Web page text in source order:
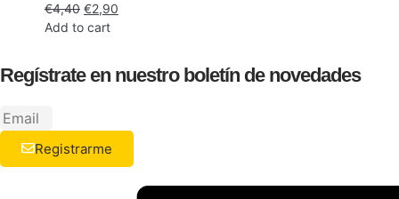
€4,40 €2,90
Add to cart
Regístrate en nuestro boletín de novedades
Registrarme